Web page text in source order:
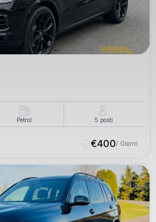
Petrol 5 posti
€400/ Giorni